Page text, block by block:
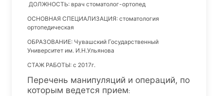
ДОЛЖНОСТЬ: врач стоматолог-ортопед
ОСНОВНАЯ СПЕЦИАЛИЗАЦИЯ: стоматология
ортопедическая
ОБРАЗОВАНИЕ: Чувашский Государственный
Университет им. И.Н.Ульянова
СТАЖ РАБОТЫ: с 2017г.
Перечень манипуляций и операций, по
которым ведется прием: